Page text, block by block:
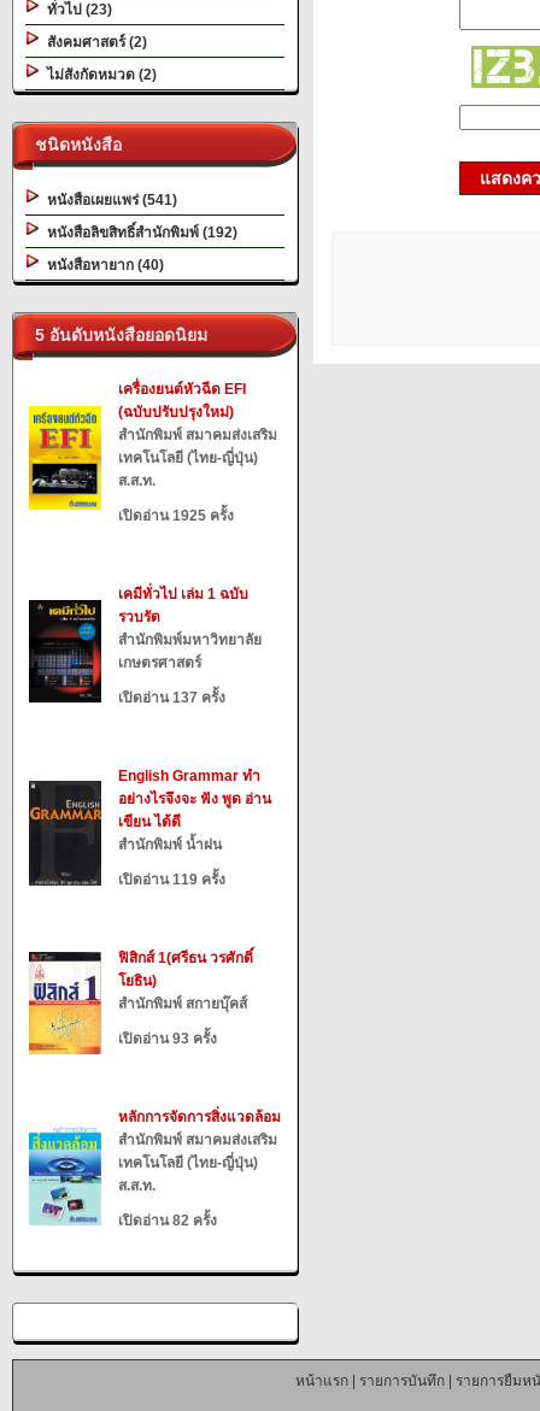
ทั่วไป (23)
สังคมศาสตร์ (2)
ไม่สังกัดหมวด (2)
ชนิดหนังสือ
หนังสือเผยแพร่ (541)
หนังสือลิขสิทธิ์สำนักพิมพ์ (192)
หนังสือหายาก (40)
5 อันดับหนังสือยอดนิยม
เครื่องยนต์หัวฉีด EFI
(ฉบับปรับปรุงใหม่)
สำนักพิมพ์ สมาคมส่งเสริม
เทคโนโลยี (ไทย-ญี่ปุ่น)
ส.ส.ท.
เปิดอ่าน 1925 ครั้ง
เคมีทั่วไป เล่ม 1 ฉบับ
รวบรัด
สำนักพิมพ์มหาวิทยาลัย
เกษตรศาสตร์
เปิดอ่าน 137 ครั้ง
English Grammar ทำ
อย่างไรจึงจะ ฟัง พูด อ่าน
เขียน ได้ดี
สำนักพิมพ์ น้ำฝน
เปิดอ่าน 119 ครั้ง
ฟิสิกส์ 1(ศรีธน วรศักดิ์
โยธิน)
สำนักพิมพ์ สกายบุ๊คส์
เปิดอ่าน 93 ครั้ง
หลักการจัดการสิ่งแวดล้อม
สำนักพิมพ์ สมาคมส่งเสริม
เทคโนโลยี (ไทย-ญี่ปุ่น)
ส.ส.ท.
เปิดอ่าน 82 ครั้ง
แสดงค
หน้าแรก| รายการบันทึก| รายการยืมห